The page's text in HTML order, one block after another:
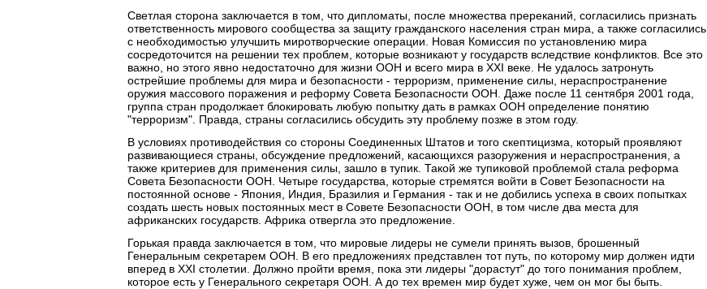
Светлая сторона заключается в том, что дипломаты, после множества пререканий, согласились признать
ответственность мирового сообщества за защиту гражданского населения стран мира, а также согласились
с необходимостью улучшить миротворческие операции. Новая Комиссия по установлению мира
сосредоточится на решении тех проблем, которые возникают у государств вследствие конфликтов. Все это
важно, но этого явно недостаточно для жизни ООН и всего мира в XXI веке. Не удалось затронуть
острейшие проблемы для мира и безопасности - терроризм, применение силы, нераспространение
оружия массового поражения и реформу Совета Безопасности ООН. Даже после 11 сентября 2001 года,
группа стран продолжает блокировать любую попытку дать в рамках ООН определение понятию
"терроризм". Правда, страны согласились обсудить эту проблему позже в этом году.
В условиях противодействия со стороны Соединенных Штатов и того скептицизма, который проявляют
развивающиеся страны, обсуждение предложений, касающихся разоружения и нераспространения, а
также критериев для применения силы, зашло в тупик. Такой же тупиковой проблемой стала реформа
Совета Безопасности ООН. Четыре государства, которые стремятся войти в Совет Безопасности на
постоянной основе - Япония, Индия, Бразилия и Германия - так и не добились успеха в своих попытках
создать шесть новых постоянных мест в Совете Безопасности ООН, в том числе два места для
африканских государств. Африка отвергла это предложение.
Горькая правда заключается в том, что мировые лидеры не сумели принять вызов, брошенный
Генеральным секретарем ООН. В его предложениях представлен тот путь, по которому мир должен идти
вперед в XXI столетии. Должно пройти время, пока эти лидеры "дорастут" до того понимания проблем,
которое есть у Генерального секретаря ООН. А до тех времен мир будет хуже, чем он мог бы быть.